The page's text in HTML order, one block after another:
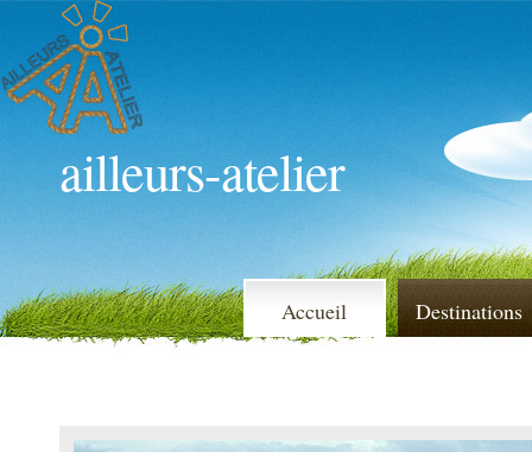
ailleurs-atelier
Accueil Destinations